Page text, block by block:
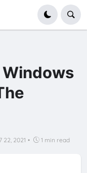
22, 2021 • 1 min read